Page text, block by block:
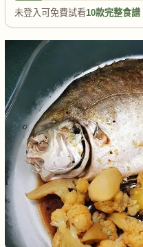
未登入可免費試看10款完整食譜